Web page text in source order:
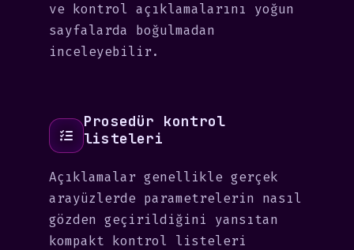
ve kontrol açıklamalarını yoğun
sayfalarda boğulmadan
inceleyebilir.
Prosedür kontrol
listeleri
Açıklamalar genellikle gerçek
arayüzlerde parametrelerin nasıl
gözden geçirildiğini yansıtan
kompakt kontrol listeleri